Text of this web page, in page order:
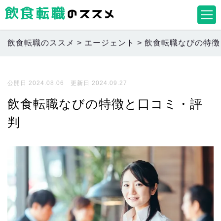
飲食転職のススメ > エージェント > 飲食転職なびの特
公開日 2024.08.06 更新日 2024.09.27
飲食転職なびの特徴と口コミ・評
判